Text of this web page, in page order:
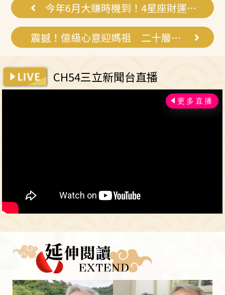
今年6月大賺時機到！4星座財運亨通
震撼！億級心意迎媽祖 二十層樓吊炮
CH54三立新聞台直播